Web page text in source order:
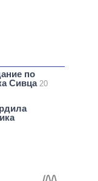
по
Сивца20